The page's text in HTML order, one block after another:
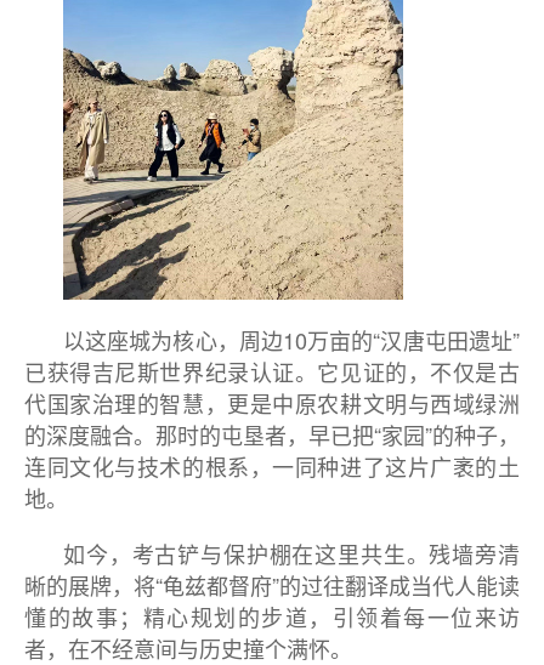
以这座城为核心，周边10万亩的“汉唐屯田遗址”
已获得吉尼斯世界纪录认证。它见证的，不仅是古
代国家治理的智慧，更是中原农耕文明与西域绿洲
的深度融合。那时的屯垦者，早已把“家园”的种子，
连同文化与技术的根系，一同种进了这片广袤的土
地。
如今，考古铲与保护棚在这里共生。残墙旁清
晰的展牌，将“龟兹都督府”的过往翻译成当代人能读
懂的故事；精心规划的步道，引领着每一位来访
者，在不经意间与历史撞个满怀。